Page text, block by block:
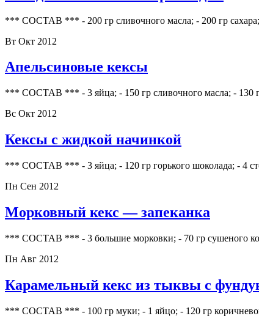
*** СОСТАВ *** - 200 гр сливочного масла; - 200 гр
Вт Окт 2012
Апельсиновые кексы
*** СОСТАВ *** - 3 яйца; - 150 гр сливочного масла; - 130
Вс Окт 2012
Кексы с жидкой начинкой
*** СОСТАВ *** - 3 яйца; - 120 гр горького шоколада; - 4
Пн Сен 2012
Морковный кекс — запеканка
*** СОСТАВ *** - 3 большие морковки; - 70 гр сушеного
Пн Авг 2012
Карамельный кекс из тыквы с
*** СОСТАВ *** - 100 гр муки; - 1 яйцо; - 120 гр